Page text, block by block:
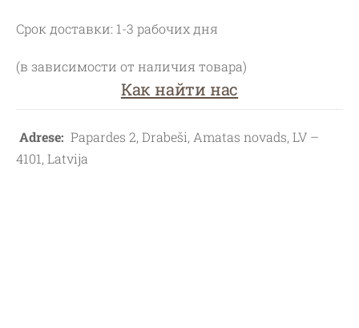
Срок доставки: 1-3 рабочих дня
(в зависимости от наличия товара)
Как найти нас
Adrese: Papardes 2, Drabeši, Amatas novads, LV –
4101, Latvija